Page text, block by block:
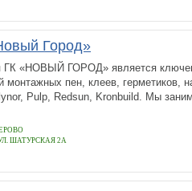
Город»
ГК «НОВЫЙ ГОРОД» является
монтажных пен, клеев, герметиков,
Pulp, Redsun, Kronbuild. Мы
ШАТУРСКАЯ 2А
(913) 380-21-88